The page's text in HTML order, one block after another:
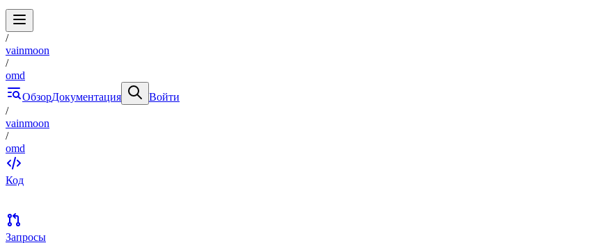
/
vainmoon
/
omd
ОбзорДокументация
Войти
/
vainmoon
/
omd
Код
Запросы